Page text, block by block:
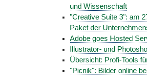
und Wissenschaft
"Creative Suite 3": am
Paket der
Adobe goes Hosted
Illustrator- und
Übersicht: Profi-Tools
"Picnik": Bilder online